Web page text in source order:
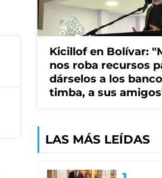
Kicillof en Bolívar:
nos roba recursos
dárselos a los
timba, a sus
LAS MÁS LEÍDAS